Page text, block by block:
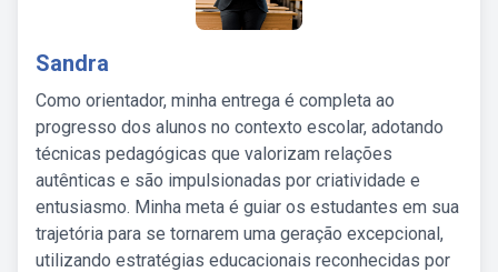
Sandra
Como orientador, minha entrega é completa ao
progresso dos alunos no contexto escolar, adotando
técnicas pedagógicas que valorizam relações
autênticas e são impulsionadas por criatividade e
entusiasmo. Minha meta é guiar os estudantes em sua
trajetória para se tornarem uma geração excepcional,
utilizando estratégias educacionais reconhecidas por